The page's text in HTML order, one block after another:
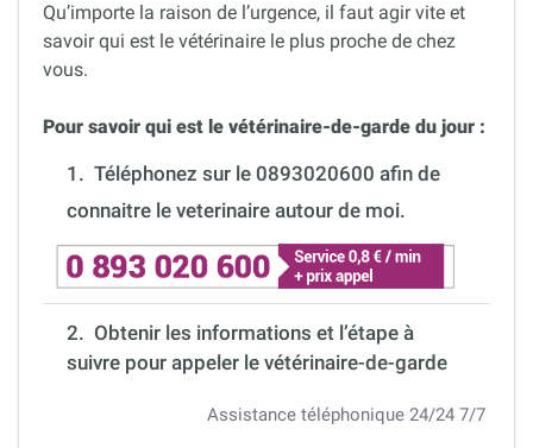
Qu’importe la raison de l’urgence, il faut agir vite et
savoir qui est le vétérinaire le plus proche de chez
vous.
Pour savoir qui est le vétérinaire-de-garde du jour :
1. Téléphonez sur le 0893020600 afin de
connaitre le veterinaire autour de moi.
2. Obtenir les informations et l’étape à
suivre pour appeler le vétérinaire-de-garde
Assistance téléphonique 24/24 7/7